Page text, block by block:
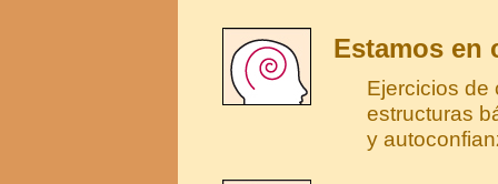
Estamos en
Ejercicios de
estructuras
y